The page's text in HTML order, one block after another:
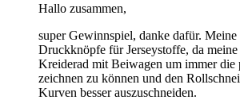
Hallo zusammen,
super Gewinnspiel, danke dafür.
Druckknöpfe für Jerseystoffe, da
Kreiderad mit Beiwagen um immer die
zeichnen zu können und den
Kurven besser auszuschneiden.